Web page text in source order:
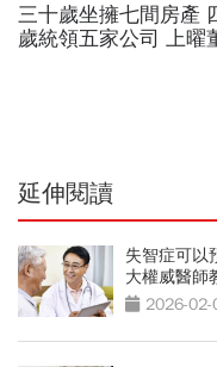
三十歲坐擁七間房產
歲統領五家公司 上曜
延伸閱讀
失智症可以
大權威醫師
小習慣
2026-02-